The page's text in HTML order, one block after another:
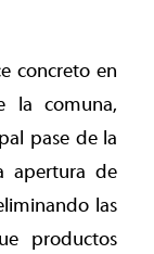
concreto en
la comuna,
pase de la
apertura de
las
productos